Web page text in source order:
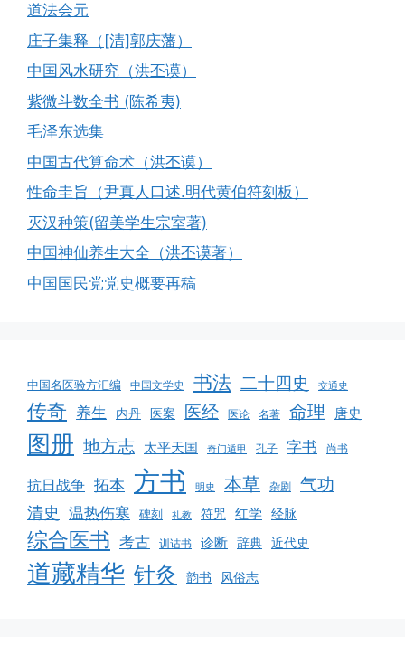
道法会元
庄子集释（[清]郭庆藩）
中国风水研究（洪丕谟）
紫微斗数全书 (陈希夷)
毛泽东选集
中国古代算命术（洪丕谟）
性命圭旨（尹真人口述.明代黄伯符刻板）
灭汉种策(留美学生宗室著)
中国神仙养生大全（洪丕谟著）
中国国民党党史概要再稿
中国名医验方汇编 中国文学史 书法 二十四史 交通史
传奇 养生 内丹 医案 医经 医论 名著 命理 唐史
图册 地方志 太平天国 奇门遁甲 孔子 字书 尚书
抗日战争 拓本 方书 明史 本草 杂剧 气功
清史 温热伤寒 碑刻 礼教 符咒 红学 经脉
综合医书 考古 训诂书 诊断 辞典 近代史
道藏精华 针灸 韵书 风俗志